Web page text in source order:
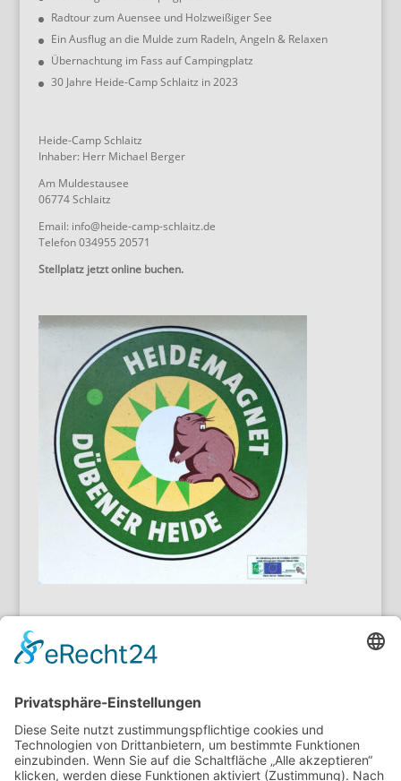
Radtour zum Auensee und Holzweißiger See
Ein Ausflug an die Mulde zum Radeln, Angeln & Relaxen
Übernachtung im Fass auf Campingplatz
30 Jahre Heide-Camp Schlaitz in 2023
Heide-Camp Schlaitz
Inhaber: Herr Michael Berger
Am Muldestausee
06774 Schlaitz
Email: info@heide-camp-schlaitz.de
Telefon 034955 20571
Stellplatz jetzt online buchen.